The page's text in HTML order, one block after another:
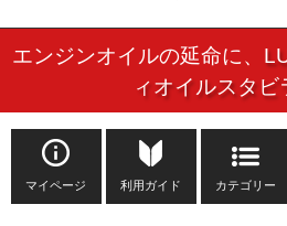
ご利用規約
個人情報保護方針
よくある質問
エンジンオイルの延命に、
ィオイルスタビ
マイページ 利用ガイド カテゴリー